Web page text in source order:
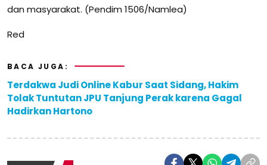
dan masyarakat. (Pendim 1506/Namlea)
Red
BACA JUGA:
Terdakwa Judi Online Kabur Saat Sidang, Hakim
Tolak Tuntutan JPU Tanjung Perak karena Gagal
Hadirkan Hartono